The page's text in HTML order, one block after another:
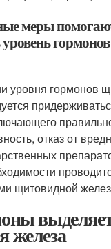
меры
уровня гормонов
отказ от
щитовидной
железа